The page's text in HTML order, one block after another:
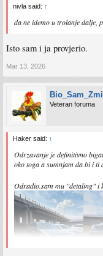
nivla said: ↑
da ne idemo u trolanje dalje,
Isto sam i ja provjerio.
Mar 13, 2026
Veteran foruma
Haker said: ↑
Odrzavanje je definitivno
oko toga a sumnjam da bi i ti
Odradio.sam mu "detaling" i